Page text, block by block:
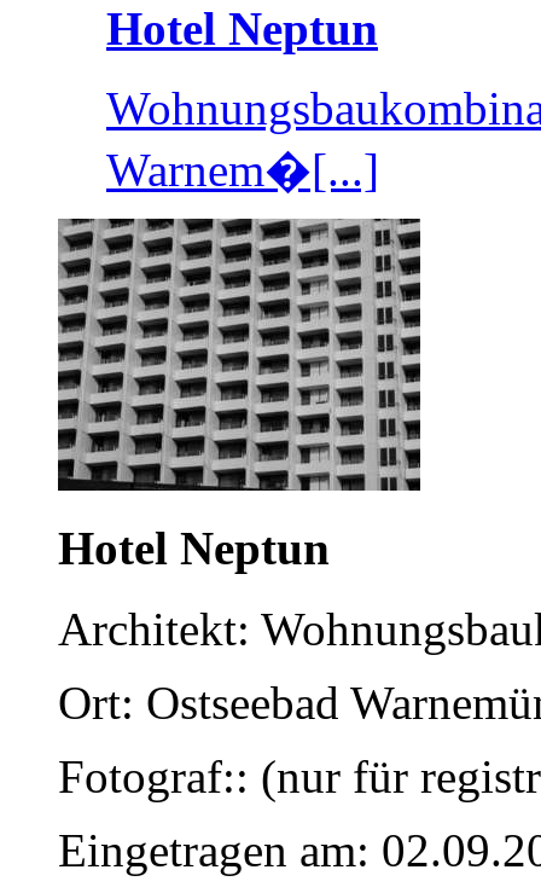
Hotel Neptun
Warnem�[...]
Hotel Neptun
Architekt:
Ort: Ostseebad
Fotograf:: (nur für
Eingetragen am: